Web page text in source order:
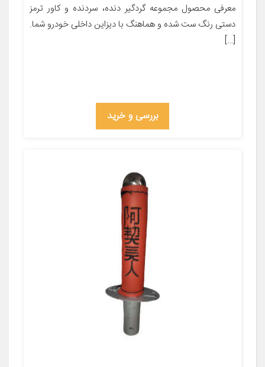
معرفی محصول مجموعه گردگیر دنده، سردنده و کاور ترمز
دستی رنگ ست شده و هماهنگ با دیزاین داخلی خودرو شما.
[…]
بررسی و خرید